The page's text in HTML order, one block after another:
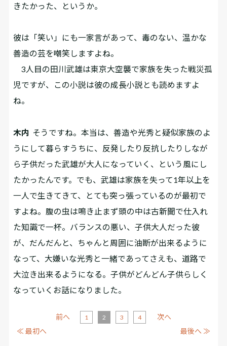
きたかった、というか。
――彼は「笑い」にも一家言があって、毒のない、温かな
善造の芸を嘲笑しますよね。
3人目の田川武雄は東京大空襲で家族を失った戦災孤
児ですが、この小説は彼の成長小説とも読めますよ
ね。
木内 そうですね。本当は、善造や光秀と疑似家族のよ
うにして暮らすうちに、反発したり反抗したりしなが
ら子供だった武雄が大人になっていく、という風にし
たかったんです。でも、武雄は家族を失って1年以上を
一人で生きてきて、とても突っ張っているのが最初で
すよね。腹の虫は鳴き止まず頭の中は古新聞で仕入れ
た知識で一杯。バランスの悪い、子供大人だった彼
が、だんだんと、ちゃんと周囲に油断が出来るように
なって、大嫌いな光秀と一緒であってさえも、道路で
大泣き出来るようになる。子供がどんどん子供らしく
なっていくお話になりました。
≪ 最初へ
前へ 1 2 3 4
次へ
最後へ ≫